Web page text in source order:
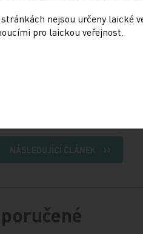
NÁSLEDUJÍCÍ ČLÁNEK
nejsou určeny laické
pro laickou veřejnost.